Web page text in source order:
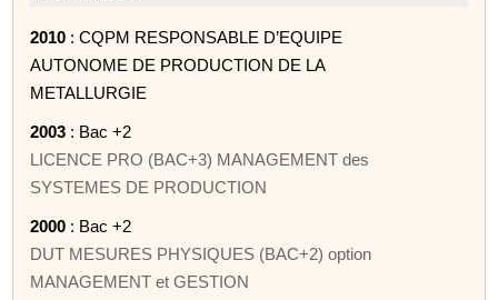
2010 : CQPM RESPONSABLE D’EQUIPE
AUTONOME DE PRODUCTION DE LA
METALLURGIE
2003 : Bac +2
LICENCE PRO (BAC+3) MANAGEMENT des
SYSTEMES DE PRODUCTION
2000 : Bac +2
DUT MESURES PHYSIQUES (BAC+2) option
MANAGEMENT et GESTION